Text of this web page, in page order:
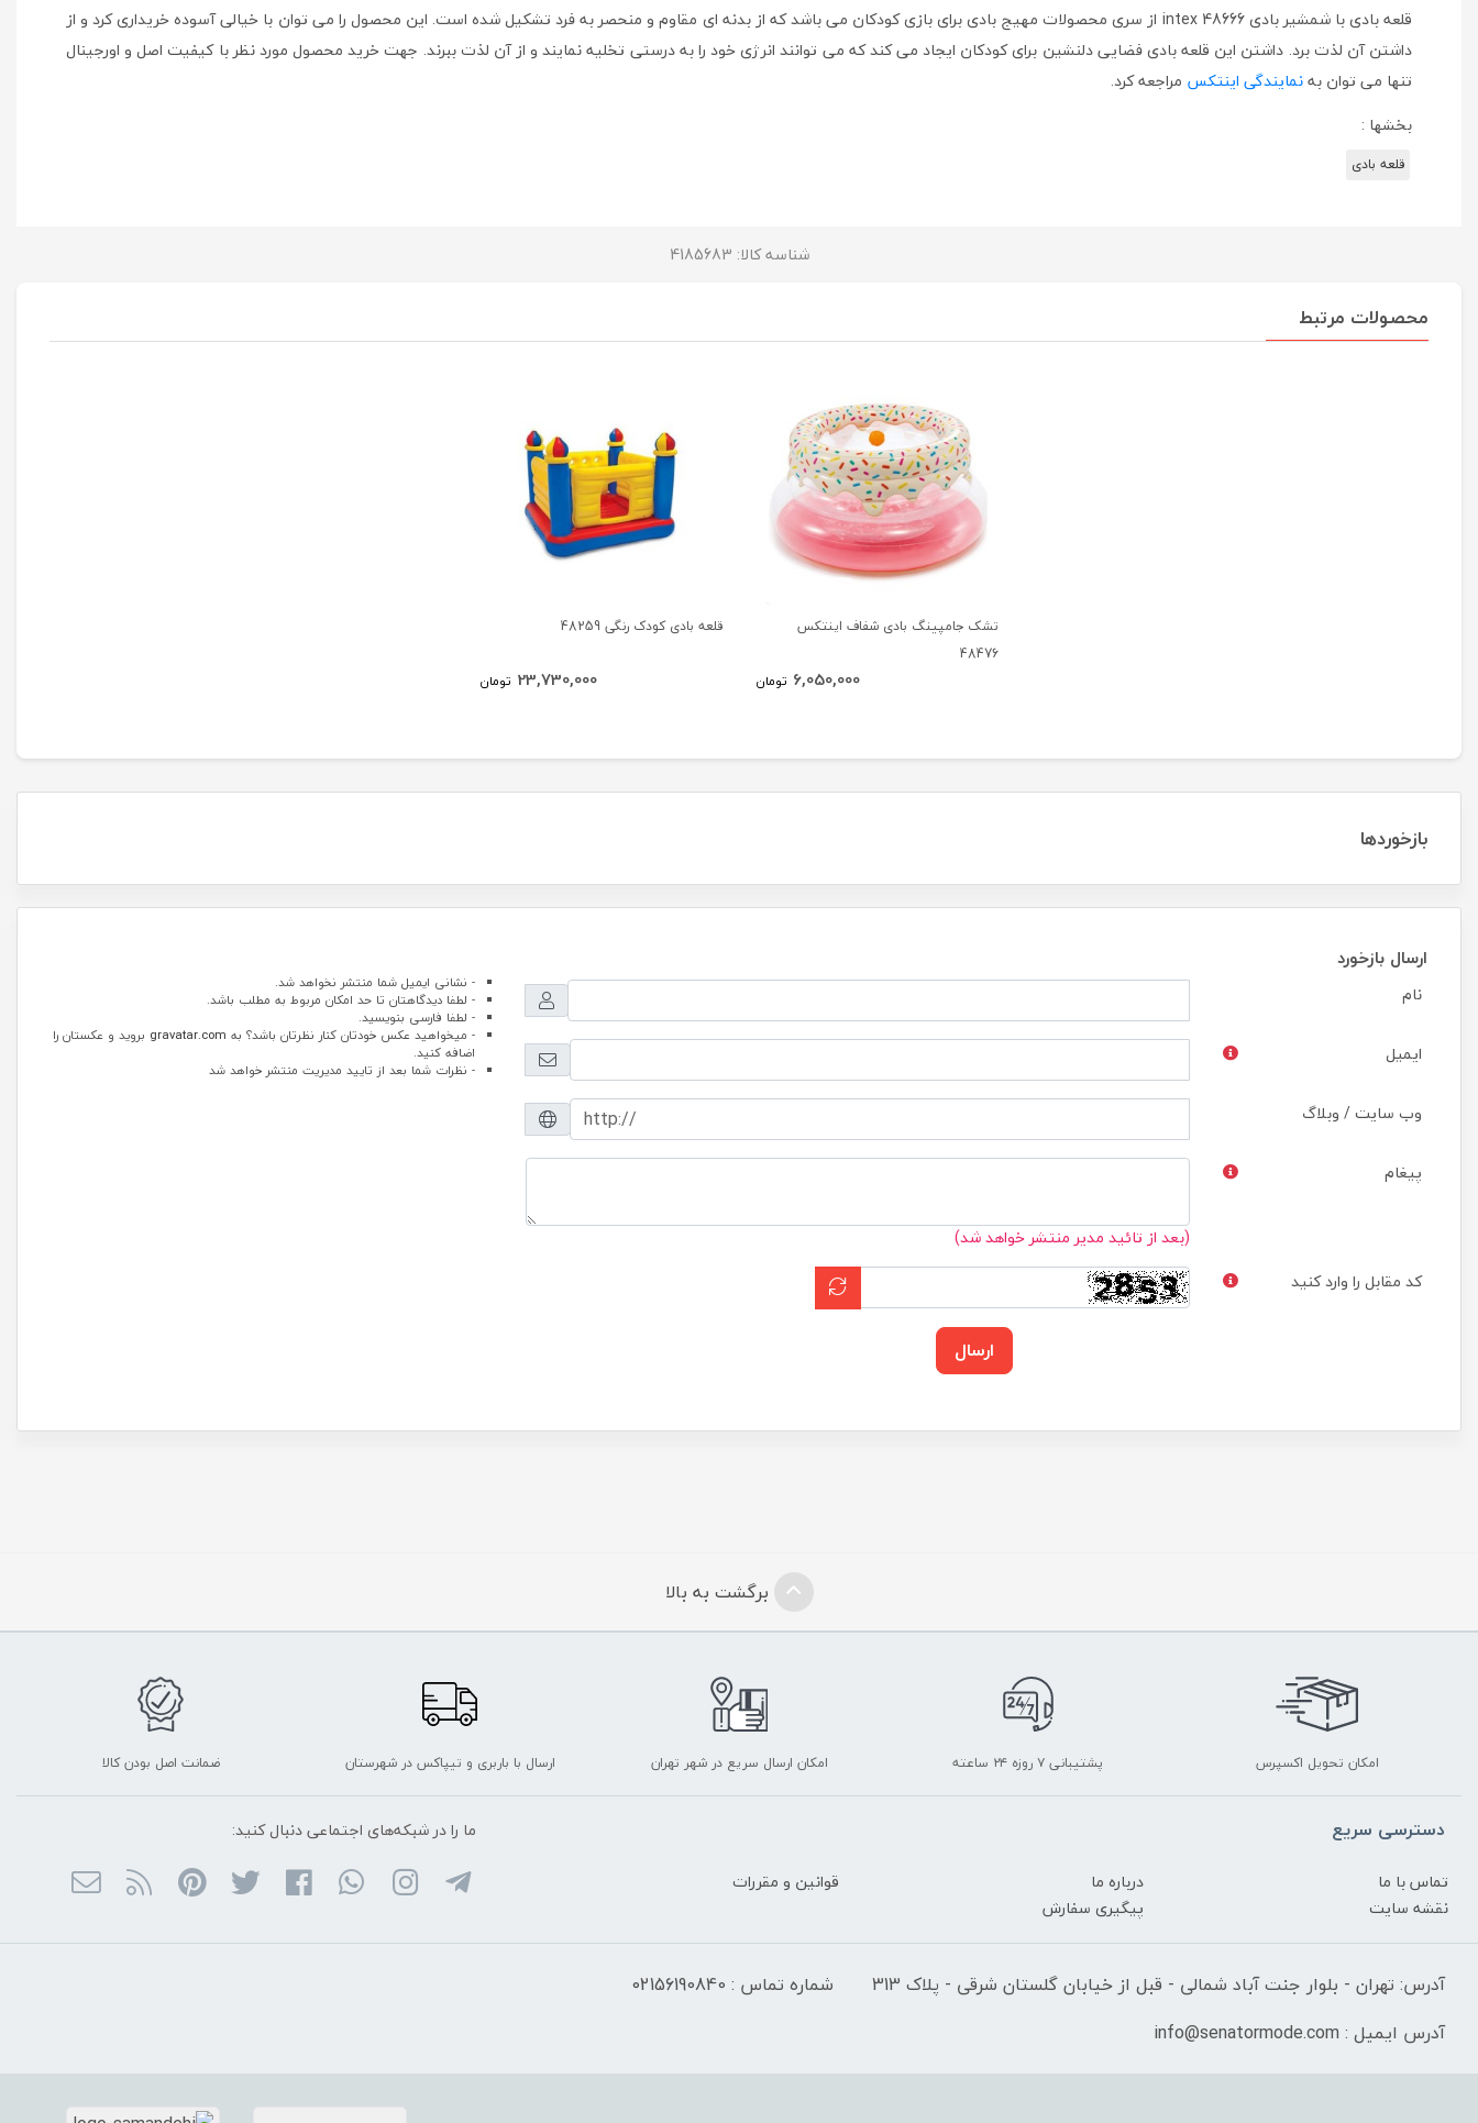
قلعه بادی با شمشیر بادی intex 48666 از سری محصولات مهیج بادی برای بازی کودکان می باشد که از بدنه ای مقاوم و منحصر به فرد تشکیل شده است. این محصول را می توان با خیالی آسوده خریداری کرد و از
داشتن آن لذت برد. داشتن این قلعه بادی فضایی دلنشین برای کودکان ایجاد می کند که می توانند انرژی خود را به درستی تخلیه نمایند و از آن لذت ببرند. جهت خرید محصول مورد نظر با کیفیت اصل و اورجینال
تنها می توان بهنمایندگی اینتکس مراجعه کرد.
بخشها :
قلعه بادی
شناسه کالا: 4185683
محصولات مرتبط
تشک جامپینگ بادی شفاف اینتکس
48476
6,050,000 تومان
قلعه بادی کودک رنگی 48259
23,730,000 تومان
بازخوردها
ارسال بازخورد
نام
ایمیل
وب سایت / وبلاگ
پیغام
(بعد از تائید مدیر منتشر خواهد شد)
کد مقابل را وارد کنید
ارسال
- نشانی ایمیل شما منتشر نخواهد شد.
- لطفا دیدگاهتان تا حد امکان مربوط به مطلب باشد.
- لطفا فارسی بنویسید.
- میخواهید عکس خودتان کنار نظرتان باشد؟ به gravatar.com بروید و عکستان را
اضافه کنید.
- نظرات شما بعد از تایید مدیریت منتشر خواهد شد
برگشت به بالا
امکان تحویل اکسپرس پشتیبانی ۷ روزه ۲۴ ساعته امکان ارسال سریع در شهر تهران ارسال با باربری و تیپاکس در شهرستان ضمانت اصل بودن کالا
دسترسی سریع
تماس با ما درباره ما
قوانین و مقررات
نقشه سایت
پیگیری سفارش
ما را در شبکه‌های اجتماعی دنبال کنید:
آدرس: تهران - بلوار جنت آباد شمالی - قبل از خیابان گلستان شرقی - پلاک 313
شماره تماس : 02156190840
آدرس ایمیل : info@senatormode.com